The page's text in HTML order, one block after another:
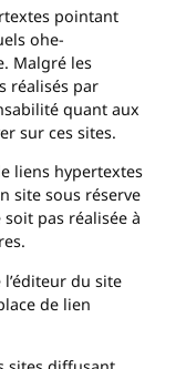
pointant
ohe-
Malgré les
réalisés par
quant aux
sur ces sites.
liens hypertextes
site sous réserve
pas réalisée à
du site
de lien